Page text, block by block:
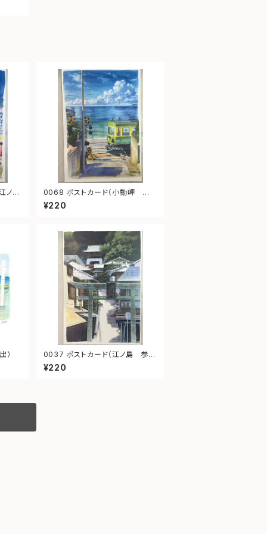
0068 ポストカード（小動岬 江ノ
電）
¥220
）
0037 ポストカード（江ノ島 参
道）
¥220